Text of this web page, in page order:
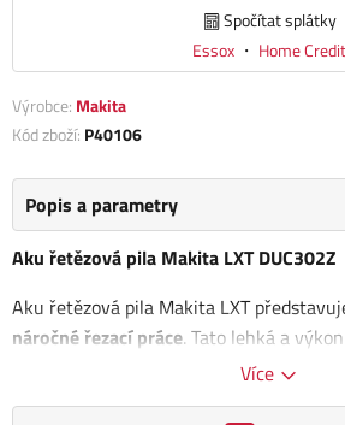
Spočítat splátky
Essox ・ Home Credit
Výrobce: Makita
Kód zboží: P40106
Popis a parametry
Aku řetězová pila Makita LXT DUC302Z
Aku řetězová pila Makita LXT
náročné řezací práce. Tato lehká a
využívá dva 18V Li-ion akumulátory
Více